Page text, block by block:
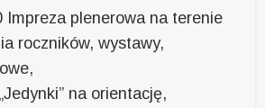
Impreza plenerowa na terenie
roczników, wystawy,
na orientację,